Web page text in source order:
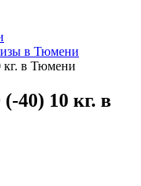
в Тюмени
в Тюмени
40) 10 кг. в